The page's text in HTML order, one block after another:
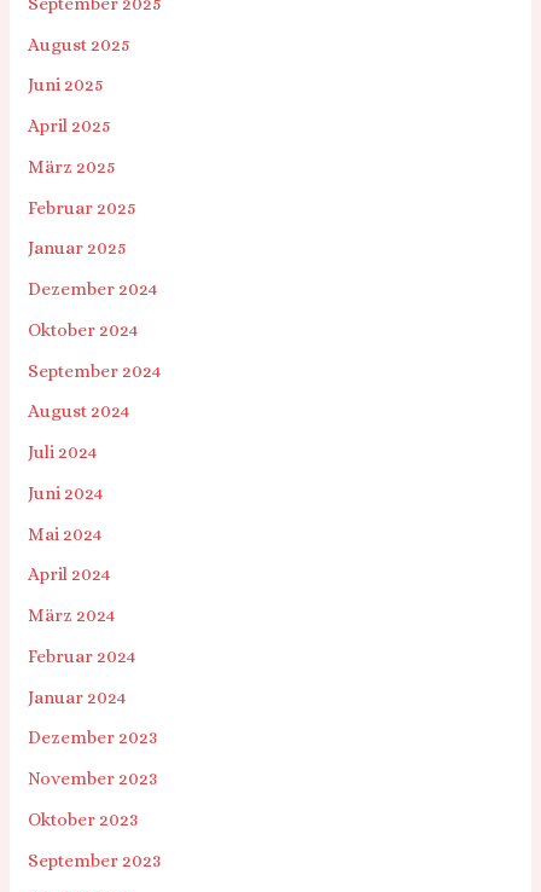
August 2025
Juni 2025
April 2025
März 2025
Februar 2025
Januar 2025
Dezember 2024
Oktober 2024
September 2024
August 2024
Juli 2024
Juni 2024
Mai 2024
April 2024
März 2024
Februar 2024
Januar 2024
Dezember 2023
November 2023
Oktober 2023
September 2023